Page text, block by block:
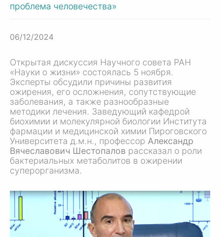
проблема человечества»
06/12/2024
Открытая дискуссия Научного совета РАН
«Науки о жизни» состоялась 5 ноября.
Эксперты обсудили причины развития
ожирения, его осложнения, сопутствующие
заболевания, а также разнообразные
методики лечения. Заведующий кафедрой
биохимии и молекулярной биологии Института
фармации и медицинской химии Пироговского
Университета д.м.н., профессор Александр
Вячеславович Шестопалов рассказал о роли
бактериальных метаболитов в ожирении
суперорганизма.